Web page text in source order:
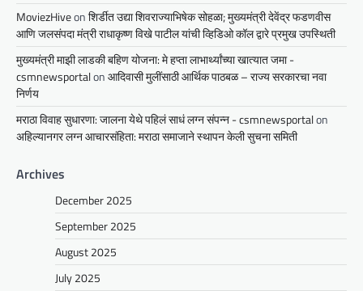
MoviezHiveonशिर्डीत उद्या शिवराज्याभिषेक सोहळा; मुख्यमंत्री देवेंद्र फडणवीस
आणि जलसंपदा मंत्री राधाकृष्ण विखे पाटील यांची व्हिडिओ कॉल द्वारे प्रमुख उपस्थिती
मुख्यमंत्री माझी लाडकी बहिण योजना: मे हप्ता लाभार्थ्यांच्या खात्यात जमा -
csmnewsportalonआदिवासी मुलींसाठी आर्थिक पाठबळ – राज्य सरकारचा नवा
निर्णय
मराठा विवाह सुधारणा: जालना येथे पहिलं साधं लग्न संपन्न - csmnewsportalon
अहिल्यानगर लग्न आचारसंहिता: मराठा समाजाने स्थापन केली सुचना समिती
Archives
December 2025
September 2025
August 2025
July 2025